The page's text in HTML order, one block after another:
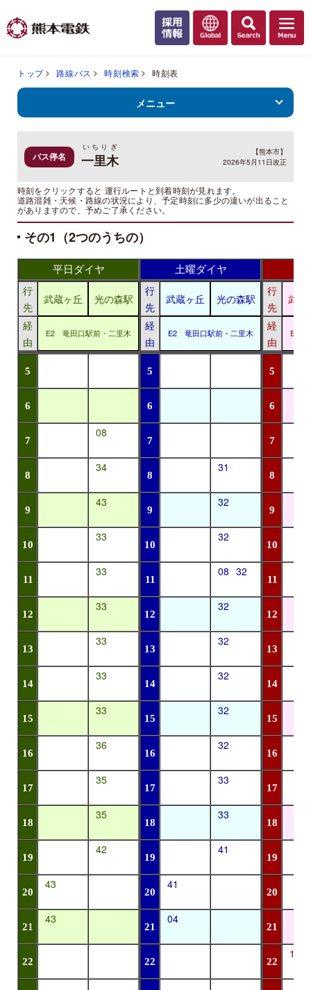
トップ 路線バス 時刻検索 時刻表
メニュー
バス停名 一里木
いちりぎ
【熊本市】
2026年5月11日改正
時刻をクリックすると 運行ルートと到着時刻が見れます。
道路混雑・天候・路線の状況により、予定時刻に多少の違いが出ること
がありますので、予めご了承ください。
その1（2つのうちの）
平日ダイヤ
行
先
武蔵ヶ丘
光の森駅
経
由
E2 竜田口駅前・二里木
5
6
7
08
8
34
9
43
10
33
11
33
12
33
13
33
14
33
15
33
16
36
17
35
18
35
19
42
20
43
21
43
22
土曜ダイヤ
行
先
武蔵ヶ丘
光の森駅
経
由
E2 竜田口駅前・二里木
5
6
7
8
31
9
32
10
32
11
08 32
12
32
13
32
14
32
15
32
16
32
17
33
18
33
19
41
20
41
21
04
22
行
先
武蔵
経
由
E2
5
6
7
8
9
10
11
12
13
14
15
16
17
18
19
20
21
22
12